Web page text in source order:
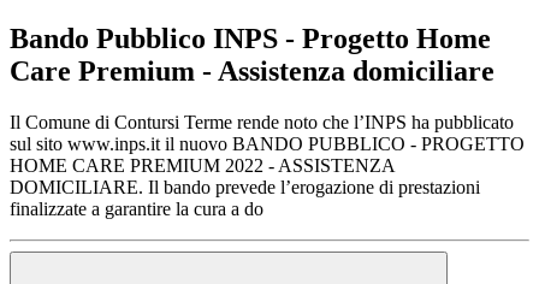
Bando Pubblico INPS - Progetto Home
Care Premium - Assistenza domiciliare
Il Comune di Contursi Terme rende noto che l’INPS ha pubblicato
sul sito www.inps.it il nuovo BANDO PUBBLICO - PROGETTO
HOME CARE PREMIUM 2022 - ASSISTENZA
DOMICILIARE. Il bando prevede l’erogazione di prestazioni
finalizzate a garantire la cura a do